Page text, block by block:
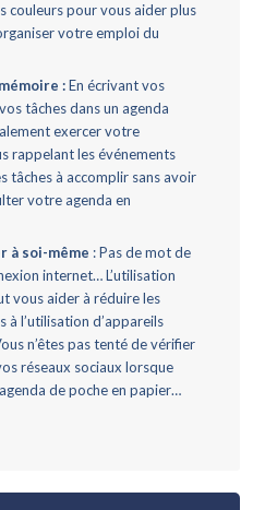
couleurs pour vous aider plus
votre emploi du
:En écrivant vos
tâches dans un agenda
exercer votre
rappelant les événements
tâches à accomplir sans avoir
votre agenda en
à soi-même :Pas de mot de
internet…L’utilisation
vous aider à réduire les
à l’utilisation d’appareils
n’êtes pas tenté de vérifier
réseaux sociaux lorsque
de poche en papier…